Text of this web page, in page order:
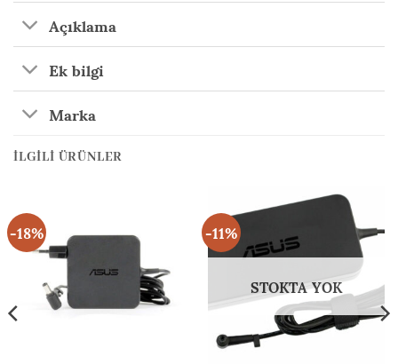
Açıklama
Ek bilgi
Marka
İLGILI ÜRÜNLER
-18%
-11%
STOKTA YOK